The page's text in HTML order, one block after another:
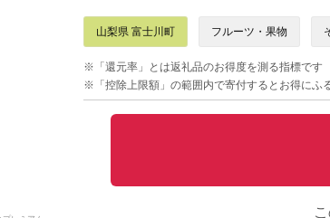
山梨県 富士川町 フルーツ・果物
※「還元率」とは返礼品のお得度を測る指標です
※「控除上限額」の範囲内で寄付するとお得にふ